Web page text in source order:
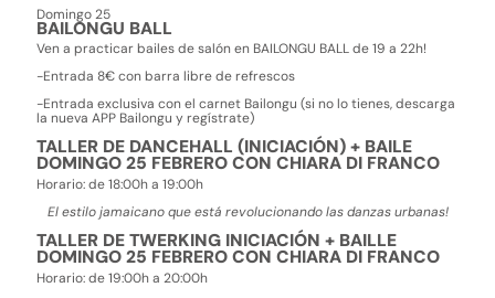
Domingo 25
BAILONGU BALL
Ven a practicar bailes de salón en BAILONGU BALL de 19 a 22h!
-Entrada 8€ con barra libre de refrescos
-Entrada exclusiva con el carnet Bailongu (si no lo tienes, descarga
la nueva APP Bailongu y regístrate)
TALLER DE DANCEHALL (INICIACIÓN) + BAILE
DOMINGO 25 FEBRERO CON CHIARA DI FRANCO
Horario:de 18:00h a 19:00h
El estilo jamaicano que está revolucionando las danzas urbanas!
TALLER DE TWERKING INICIACIÓN + BAILLE
DOMINGO 25 FEBRERO CON CHIARA DI FRANCO
Horario:de 19:00h a 20:00h